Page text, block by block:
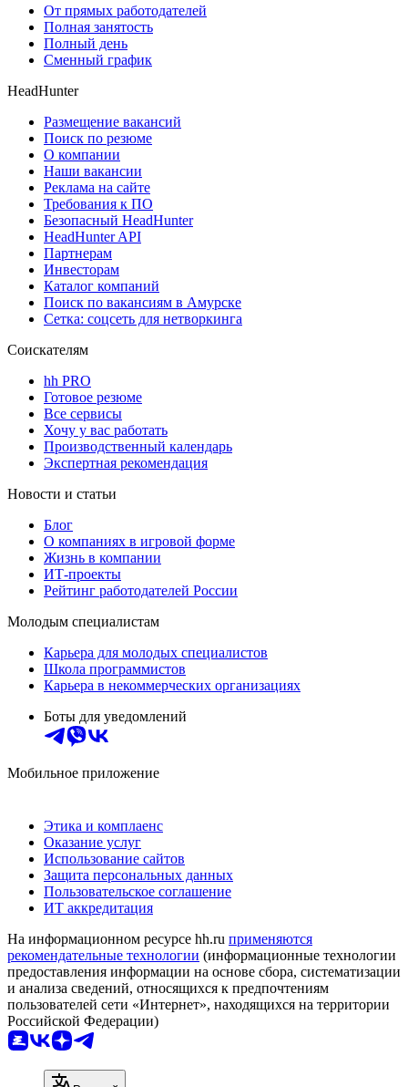
От прямых работодателей
Полная занятость
Полный день
Сменный график
HeadHunter
Размещение вакансий
Поиск по резюме
О компании
Наши вакансии
Реклама на сайте
Требования к ПО
Безопасный HeadHunter
HeadHunter API
Партнерам
Инвесторам
Каталог компаний
Поиск по вакансиям в Амурске
Сетка: соцсеть для нетворкинга
Соискателям
hh PRO
Готовое резюме
Все сервисы
Хочу у вас работать
Производственный календарь
Экспертная рекомендация
Новости и статьи
Блог
О компаниях в игровой форме
Жизнь в компании
ИТ-проекты
Рейтинг работодателей России
Молодым специалистам
Карьера для молодых специалистов
Школа программистов
Карьера в некоммерческих организациях
Боты для уведомлений
Мобильное приложение
Этика и комплаенс
Оказание услуг
Использование сайтов
Защита персональных данных
Пользовательское соглашение
ИТ аккредитация
На информационном ресурсе hh.ru применяются
рекомендательные технологии (информационные технологии
предоставления информации на основе сбора, систематизации
и анализа сведений, относящихся к предпочтениям
пользователей сети «Интернет», находящихся на территории
Российской Федерации)